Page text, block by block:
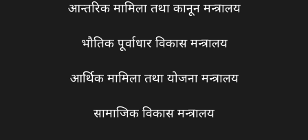
आन्तरिक मामिला तथा कानून मन्त्रालय
भौतिक पूर्वाधार विकास मन्त्रालय
आर्थिक मामिला तथा योजना मन्त्रालय
सामाजिक विकास मन्त्रालय